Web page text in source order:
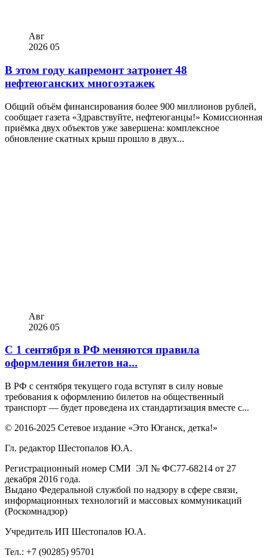
Авг
2026 05
В этом году капремонт затронет 48
нефтеюганских многоэтажек
Общий объём финансирования более 900 миллионов рублей,
сообщает газета «Здравствуйте, нефтеюганцы!» Комиссионная
приёмка двух объектов уже завершена: комплексное
обновление скатных крыш прошло в двух...
Авг
2026 05
С 1 сентября в РФ меняются правила
оформления билетов на...
В РФ с сентября текущего года вступят в силу новые
требования к оформлению билетов на общественный
транспорт — будет проведена их стандартизация вместе с...
© 2016-2025 Сетевое издание «Это Юганск, детка!»
Гл. редактор Шестопалов Ю.А.
Регистрационный номер СМИ ЭЛ № ФС77-68214 от 27
декабря 2016 года.
Выдано Федеральной службой по надзору в сфере связи,
информационных технологий и массовых коммуникаций
(Роскомнадзор)
Учредитель ИП Шестопалов Ю.А.
Тел.: +7 (90285) 95701